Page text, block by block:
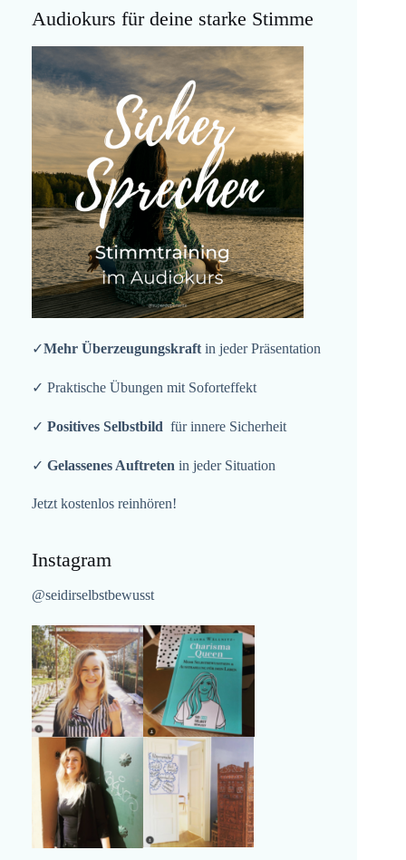
Audiokurs für deine starke Stimme
✓Mehr Überzeugungskraft in jeder Präsentation
✓ Praktische Übungen mit Soforteffekt
✓ Positives Selbstbild für innere Sicherheit
✓ Gelassenes Auftreten in jeder Situation
Jetzt kostenlos reinhören!
Instagram
@seidirselbstbewusst